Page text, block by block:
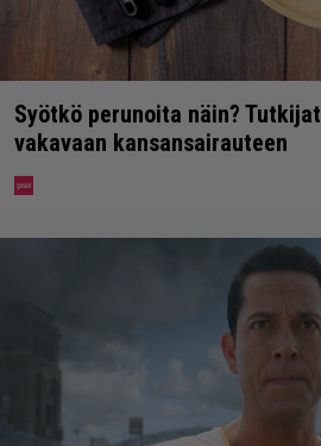
Syötkö perunoita näin?
vakavaan kansansairauteen